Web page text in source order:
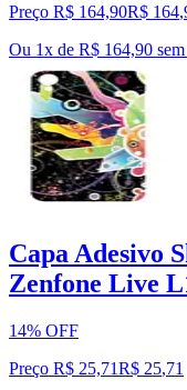
Preço R$ 164,90R$ 164,
Ou 1x de R$ 164,90
Capa Adesivo
Zenfone Live
14% OFF
Preço R$ 25,71R$ 25,71